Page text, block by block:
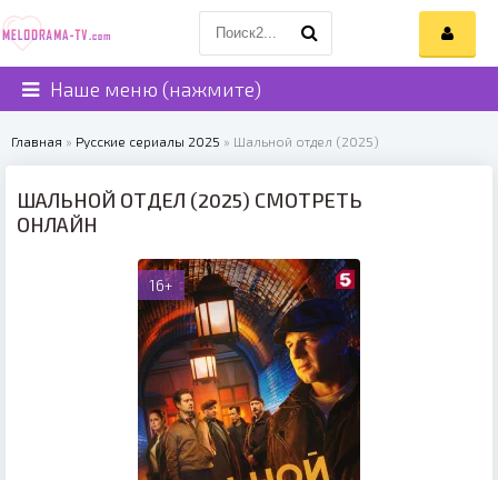
Наше меню (нажмите)
Главная » Русские сериалы 2025 » Шальной отдел (2025)
ШАЛЬНОЙ ОТДЕЛ (2025) СМОТРЕТЬ
ОНЛАЙН
16+